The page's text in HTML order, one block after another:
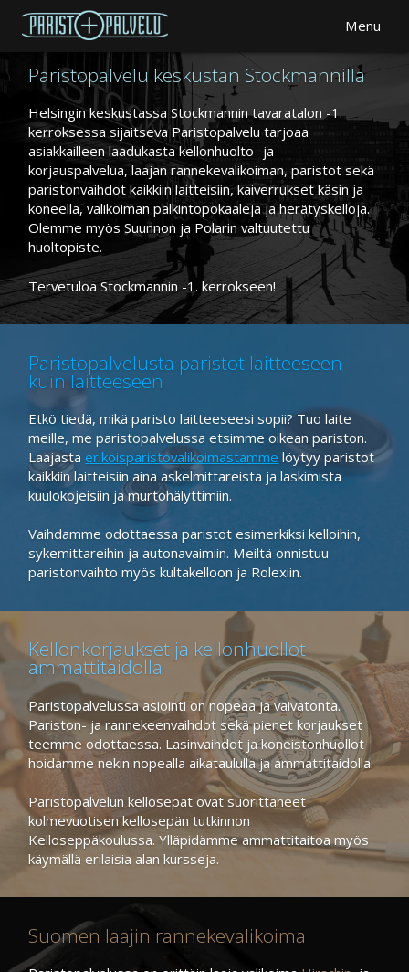
Menu
Paristot
Huolto
Polar ja Suunto
Kaiverrukset
Paristopalvelu keskustan Stockmannilla
Helsingin keskustassa Stockmannin tavaratalon -1.
kerroksessa sijaitseva Paristopalvelu tarjoaa
asiakkailleen laadukasta kellonhuolto- ja -
korjauspalvelua, laajan rannekevalikoiman, paristot sekä
paristonvaihdot kaikkiin laitteisiin, kaiverrukset käsin ja
koneella, valikoiman palkintopokaaleja ja herätyskelloja.
Olemme myös Suunnon ja Polarin valtuutettu
huoltopiste.
Tervetuloa Stockmannin -1. kerrokseen!
Paristopalvelusta paristot laitteeseen
kuin laitteeseen
Etkö tiedä, mikä paristo laitteeseesi sopii? Tuo laite
meille, me paristopalvelussa etsimme oikean pariston.
Laajasta erikoisparistovalikoimastamme löytyy paristot
kaikkiin laitteisiin aina askelmittareista ja laskimista
kuulokojeisiin ja murtohälyttimiin.
Vaihdamme odottaessa paristot esimerkiksi kelloihin,
sykemittareihin ja autonavaimiin. Meiltä onnistuu
paristonvaihto myös kultakelloon ja Rolexiin.
CR 123 3V
CR 2 3V
2CR5 6V
CR-P2 6V
CR-V3 3V
312 1,4V
13 1,4V
675 1,4V
10 1,4V
Lithium-paristot
CR 2032 3V
CR 2025 3V
CR 2016 3V
CR 2430 3V
CR 1620 3V
CR 1216 3V
CR 1025 3V
Muita erikoisparistoja
CR 1/3N 3V
11A 6V
LR 27A 12V
LR 1 1,5V
4LR 44 6V
jne...
Kellonkorjaukset ja kellonhuollot
ammattitaidolla
Paristopalvelussa asiointi on nopeaa ja vaivatonta.
Pariston- ja rannekeenvaihdot sekä pienet korjaukset
teemme odottaessa. Lasinvaihdot ja koneistonhuollot
hoidamme nekin nopealla aikataululla ja ammattitaidolla.
Paristopalvelun kellosepät ovat suorittaneet
kolmevuotisen kellosepän tutkinnon
Kelloseppäkoulussa. Ylläpidämme ammattitaitoa myös
käymällä erilaisia alan kursseja.
Suomen laajin rannekevalikoima